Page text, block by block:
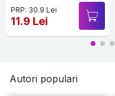
PRP: 30.9 Lei
11.9 Lei
Autori populari